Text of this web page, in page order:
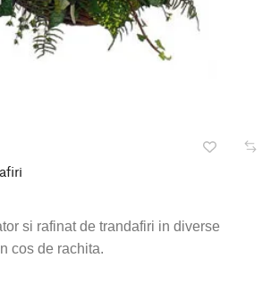
si rafinat de trandafiri in diverse
cos de rachita.